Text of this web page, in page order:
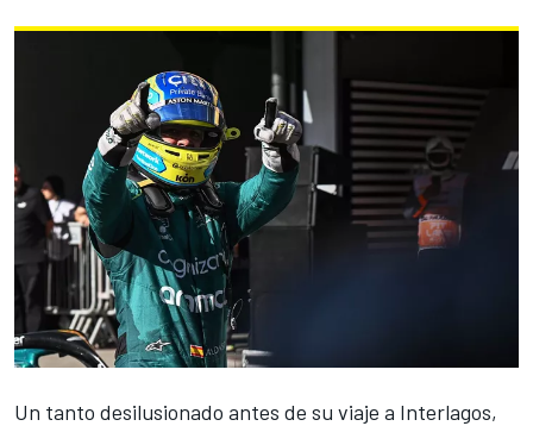
Un tanto desilusionado antes de su viaje a Interlagos,